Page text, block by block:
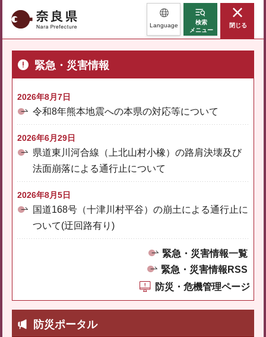
奈良県 Language
検索
メニュー
閉じる
緊急・災害情報
2026年8月7日
令和8年熊本地震への本県の対応等について
2026年6月29日
県道東川河合線（上北山村小橡）の路肩決壊及び
法面崩落による通行止について
2026年8月5日
国道168号（十津川村平谷）の崩土による通行止に
ついて(迂回路有り)
緊急・災害情報一覧
緊急・災害情報RSS
防災・危機管理ページ
防災ポータル